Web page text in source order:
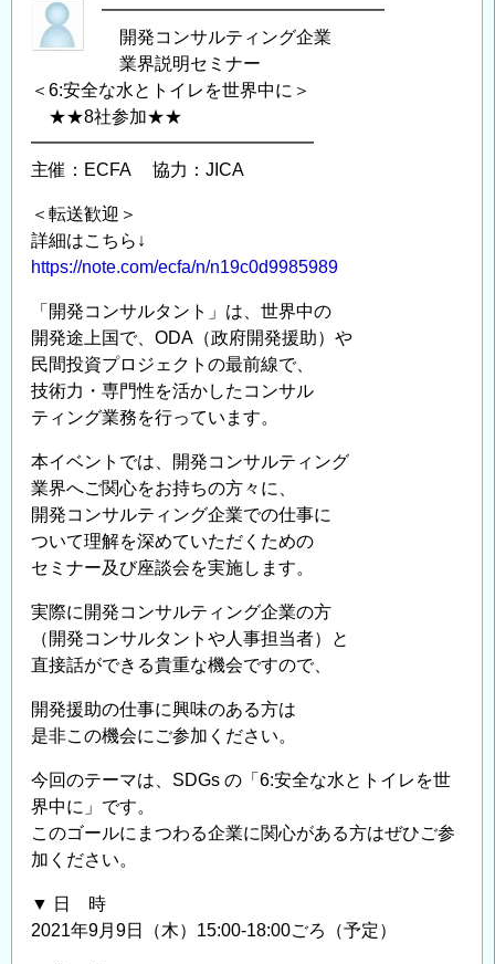
レ
マ
ネ
メ
ン
ト
セ
ナ
ー
「道
路
ア
セ
ッ
ト
マ
ネ
メ
ン
ト
技
術
最
先
端
技
術
の
━━━━━━━━━━━━━━━━
開発コンサルティング企業
業界説明セミナー
＜6:安全な水とトイレを世界中に＞
★★8社参加★★
━━━━━━━━━━━━━━━━
主催：ECFA 協力：JICA
＜転送歓迎＞
詳細はこちら↓
https://note.com/ecfa/n/n19c0d9985989
「開発コンサルタント」は、世界中の
開発途上国で、ODA（政府開発援助）や
民間投資プロジェクトの最前線で、
技術力・専門性を活かしたコンサル
ティング業務を行っています。
本イベントでは、開発コンサルティング
業界へご関心をお持ちの方々に、
開発コンサルティング企業での仕事に
ついて理解を深めていただくための
セミナー及び座談会を実施します。
実際に開発コンサルティング企業の方
（開発コンサルタントや人事担当者）と
直接話ができる貴重な機会ですので、
開発援助の仕事に興味のある方は
是非この機会にご参加ください。
今回のテーマは、SDGs の「6:安全な水とトイレを世
界中に」です。
このゴールにまつわる企業に関心がある方はぜひご参
加ください。
▼ 日 時
2021年9月9日（木）15:00-18:00ごろ（予定）